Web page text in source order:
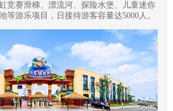
竞赛滑梯、漂流河、探险水堡、儿童迷你
等游乐项目，日接待游客容量达5000人。